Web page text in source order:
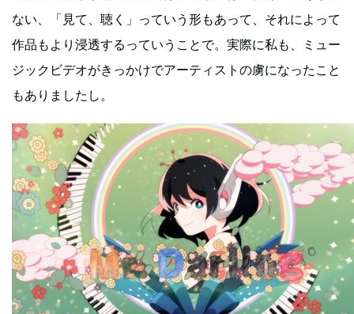
ない、「見て、聴く」っていう形もあって、それによって
作品もより浸透するっていうことで。実際に私も、ミュー
ジックビデオがきっかけでアーティストの虜になったこと
もありましたし。